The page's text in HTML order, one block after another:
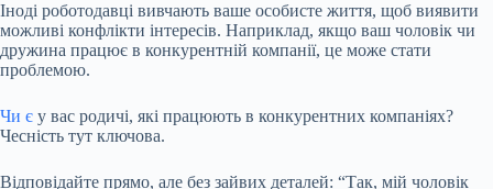
Іноді роботодавці вивчають ваше особисте життя, щоб виявити
можливі конфлікти інтересів. Наприклад, якщо ваш чоловік чи
дружина працює в конкурентній компанії, це може стати
проблемою.
Чи є у вас родичі, які працюють в конкурентних компаніях?
Чесність тут ключова.
Відповідайте прямо, але без зайвих деталей: “Так, мій чоловік